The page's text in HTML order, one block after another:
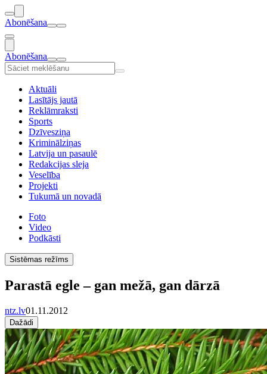
Abonēšana
Abonēšana
Aktuāli
Lasītājs jautā
Reklāmraksti
Sports
Dzīvesziņa
Kriminālziņas
Latvija un pasaulē
Redakcijas sleja
Veselība
Projekti
Tukumā un novadā
Foto
Video
Podkāsti
Sistēmas režīms
Parastā egle – gan mežā, gan dārzā
ntz.lv01.11.2012
Dažādi